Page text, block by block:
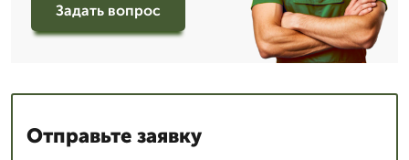
Задать вопрос
Отправьте заявку